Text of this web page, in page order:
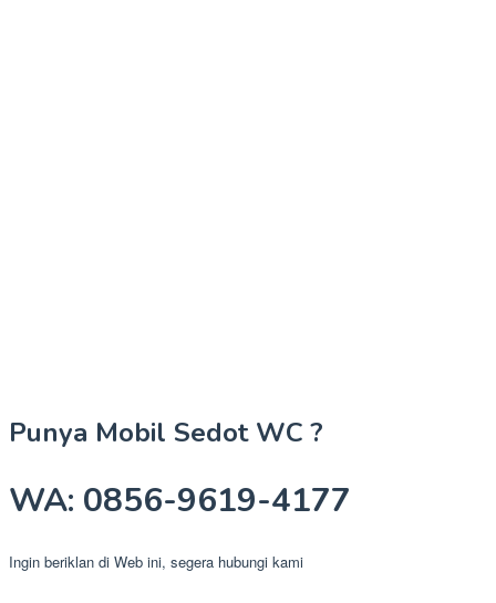
Punya Mobil Sedot WC ?
WA: 0856-9619-4177
Ingin beriklan di Web ini, segera hubungi kami